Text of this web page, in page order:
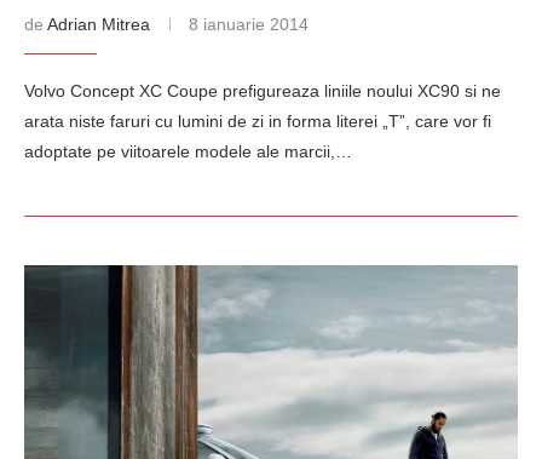
de Adrian Mitrea 8 ianuarie 2014
Volvo Concept XC Coupe prefigureaza liniile noului XC90 si ne
arata niste faruri cu lumini de zi in forma literei „T”, care vor fi
adoptate pe viitoarele modele ale marcii,…